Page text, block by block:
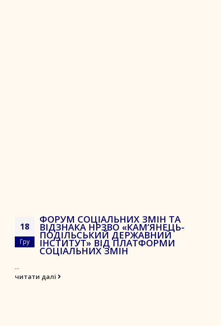
18
Гру
ФОРУМ СОЦІАЛЬНИХ ЗМІН ТА
ВІДЗНАКА НРЗВО «КАМ’ЯНЕЦЬ-
ПОДІЛЬСЬКИЙ ДЕРЖАВНИЙ
ІНСТИТУТ» ВІД ПЛАТФОРМИ
СОЦІАЛЬНИХ ЗМІН
...
читати далі